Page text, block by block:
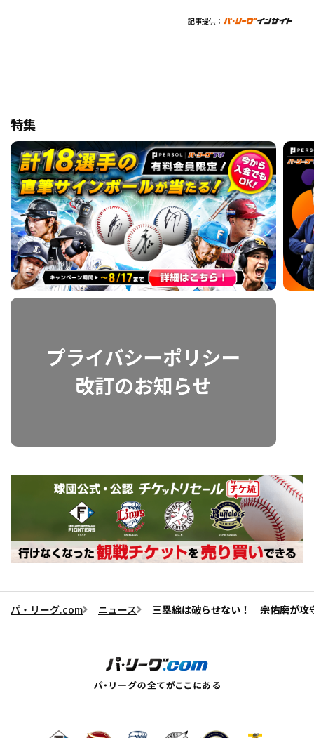
記事提供：
特集
パ・リーグ.com ニュース 三塁線は破らせない！ 宗佑磨が攻